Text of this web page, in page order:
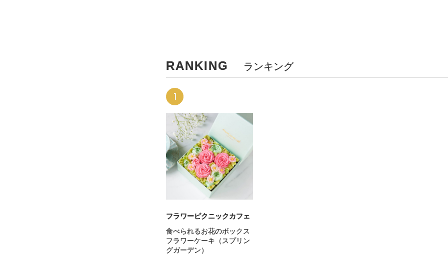
RANKING ランキング
1
フラワーピクニックカフェ
食べられるお花のボックス
フラワーケーキ（スプリン
グガーデン）